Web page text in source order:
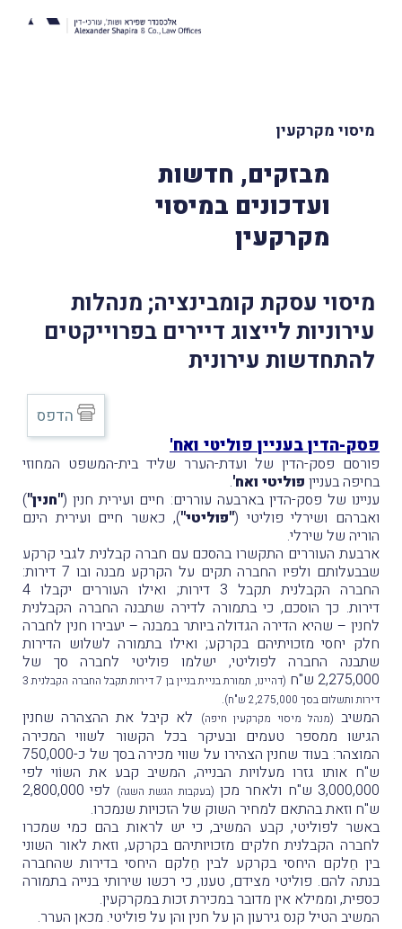
מיסוי מקרקעין
מבזקים, חדשות
ועדכונים במיסוי
מקרקעין
מיסוי עסקת קומבינציה; מנהלות
עירוניות לייצוג דיירים בפרוייקטים
להתחדשות עירונית
פסק-הדין בעניין פוליטי ואח'
פורסם פסק-הדין של ועדת-הערר שליד בית-המשפט המחוזי
בחיפה בעניין פוליטי ואח'.
עניינו של פסק-הדין בארבעה עוררים: חיים ועירית חנין ("חנין")
ואברהם ושירלי פוליטי ("פוליטי"), כאשר חיים ועירית הינם
הוריה של שירלי.
ארבעת העוררים התקשרו בהסכם עם חברה קבלנית לגבי קרקע
שבבעלותם ולפיו החברה תקים על הקרקע מבנה ובו 7 דירות:
החברה הקבלנית תקבל 3 דירות; ואילו העוררים יקבלו 4
דירות. כך הוסכם, כי בתמורה לדירה שתבנה החברה הקבלנית
לחנין – שהיא הדירה הגדולה ביותר במבנה – יעבירו חנין לחברה
חלק יחסי מזכויתיהם בקרקע; ואילו בתמורה לשלוש הדירות
שתבנה החברה לפוליטי, ישלמו פוליטי לחברה סך של
2,275,000 ש"ח
(דהיינו, תמורת בניית בניין בן 7 דירות תקבל החברה הקבלנית 3
דירות ותשלום בסך 2,275,000 ש"ח).
המשיב (מנהל מיסוי מקרקעין חיפה)
לא קיבל את ההצהרה שחנין
הגישו ממספר טעמים ובעיקר בכל הקשור לשווי המכירה
המוצהר: בעוד שחנין הצהירו על שווי מכירה בסך של כ-750,000
ש"ח אותו גזרו מעלויות הבנייה, המשיב קבע את השוֹוי לפי
3,000,000 ש"ח ולאחר מכן
(בעקבות הגשת השגה)
לפי 2,800,000
ש"ח וזאת בהתאם למחיר השוק של הזכויות שנמכרו.
באשר לפוליטי, קבע המשיב, כי יש לראות בהם כמי שמכרו
לחברה הקבלנית חלקים מזכויותיהם בקרקע, וזאת לאור השוני
בין חֵלקם היחסי בקרקע לבין חֵלקם היחסי בדירות שהחברה
בנתה להם. פוליטי מצידם, טענו, כי רכשו שירותי בנייה בתמורה
כספית, וממילא אין מדובר במכירת זכות במקרקעין.
המשיב הטיל קנס גירעון הן על חנין והן על פוליטי. מכאן הערר.